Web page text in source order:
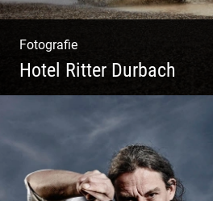
Fotografie
Hotel Ritter Durbach